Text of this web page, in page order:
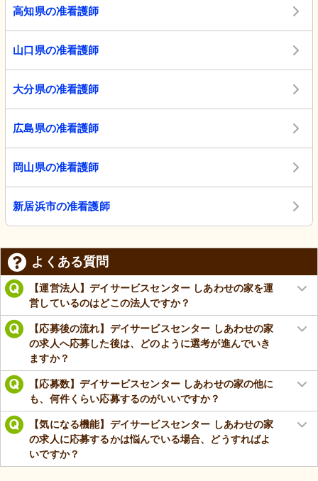
高知県の准看護師
山口県の准看護師
大分県の准看護師
広島県の准看護師
岡山県の准看護師
新居浜市の准看護師
よくある質問
【運営法人】デイサービスセンター しあわせの家を運
営しているのはどこの法人ですか？
【応募後の流れ】デイサービスセンター しあわせの家
の求人へ応募した後は、どのように選考が進んでいき
ますか？
【応募数】デイサービスセンター しあわせの家の他に
も、何件くらい応募するのがいいですか？
【気になる機能】デイサービスセンター しあわせの家
の求人に応募するかは悩んでいる場合、どうすればよ
いですか？